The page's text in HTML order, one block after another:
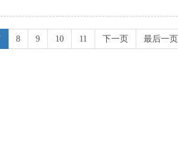
8 9 10 11 下一页 最后一页